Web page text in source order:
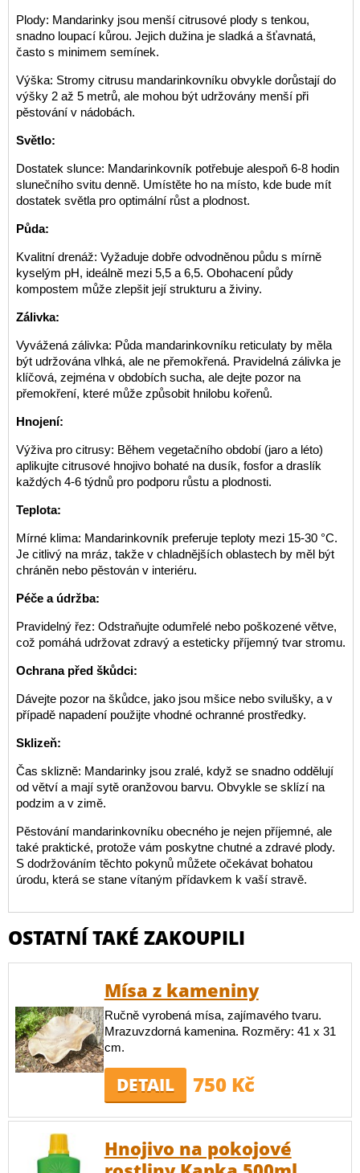
Plody: Mandarinky jsou menší citrusové plody s tenkou,
snadno loupací kůrou. Jejich dužina je sladká a šťavnatá,
často s minimem semínek.
Výška: Stromy citrusu mandarinkovníku obvykle dorůstají do
výšky 2 až 5 metrů, ale mohou být udržovány menší při
pěstování v nádobách.
Světlo:
Dostatek slunce: Mandarinkovník potřebuje alespoň 6-8 hodin
slunečního svitu denně. Umístěte ho na místo, kde bude mít
dostatek světla pro optimální růst a plodnost.
Půda:
Kvalitní drenáž: Vyžaduje dobře odvodněnou půdu s mírně
kyselým pH, ideálně mezi 5,5 a 6,5. Obohacení půdy
kompostem může zlepšit její strukturu a živiny.
Zálivka:
Vyvážená zálivka: Půda mandarinkovníku reticulaty by měla
být udržována vlhká, ale ne přemokřená. Pravidelná zálivka je
klíčová, zejména v obdobích sucha, ale dejte pozor na
přemokření, které může způsobit hnilobu kořenů.
Hnojení:
Výživa pro citrusy: Během vegetačního období (jaro a léto)
aplikujte citrusové hnojivo bohaté na dusík, fosfor a draslík
každých 4-6 týdnů pro podporu růstu a plodnosti.
Teplota:
Mírné klima: Mandarinkovník preferuje teploty mezi 15-30 °C.
Je citlivý na mráz, takže v chladnějších oblastech by měl být
chráněn nebo pěstován v interiéru.
Péče a údržba:
Pravidelný řez: Odstraňujte odumřelé nebo poškozené větve,
což pomáhá udržovat zdravý a esteticky příjemný tvar stromu.
Ochrana před škůdci:
Dávejte pozor na škůdce, jako jsou mšice nebo svilušky, a v
případě napadení použijte vhodné ochranné prostředky.
Sklizeň:
Čas sklizně: Mandarinky jsou zralé, když se snadno oddělují
od větví a mají sytě oranžovou barvu. Obvykle se sklízí na
podzim a v zimě.
Pěstování mandarinkovníku obecného je nejen příjemné, ale
také praktické, protože vám poskytne chutné a zdravé plody.
S dodržováním těchto pokynů můžete očekávat bohatou
úrodu, která se stane vítaným přídavkem k vaší stravě.
OSTATNÍ TAKÉ ZAKOUPILI
Mísa z kameniny
Ručně vyrobená mísa, zajímavého tvaru.
Mrazuvzdorná kamenina. Rozměry: 41 x 31
cm.
DETAIL 750 Kč
Hnojivo na pokojové